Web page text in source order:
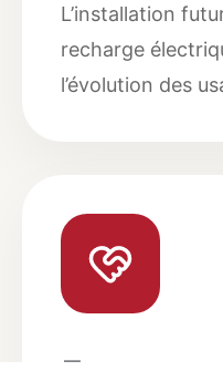
L’installation
recharge
l’évolution des